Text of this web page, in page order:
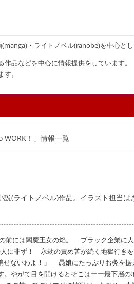
・ライトノベル(ranobe)を中心と
品などを中心に情報提供をしています。
。
WORK！」情報一覧
説(ライトノベル)作品。イラスト担当は
前には閻魔王女の焔。 ブラック企業に
に非ず！ 永劫の責め苦が続く地獄行き
ないわよ！」 愚娘にたっぷりお灸を据
。やがて目を開けるとそこはーー最下層の